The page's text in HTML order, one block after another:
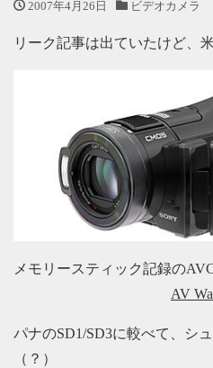
2007年4月26日 ビデオカメラ
リーク記事は出ていたけど、
メモリースティック記録の
AV
パナのSD1/SD3に較べて、シ
（？）